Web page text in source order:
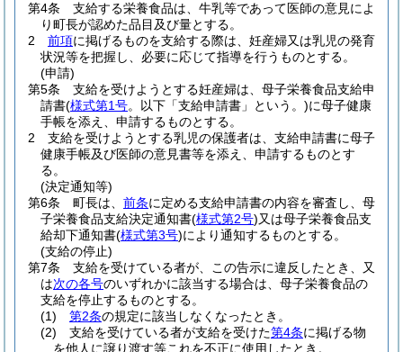
第4条
支給する栄養食品は、牛乳等であって医師の意見によ
り町長が認めた品目及び量とする。
2
前項に掲げるものを支給する際は、妊産婦又は乳児の発育
状況等を把握し、必要に応じて指導を行うものとする。
(申請)
第5条
支給を受けようとする妊産婦は、母子栄養食品支給申
請書(様式第1号。以下「支給申請書」という。)に母子健康
手帳を添え、申請するものとする。
2
支給を受けようとする乳児の保護者は、支給申請書に母子
健康手帳及び医師の意見書等を添え、申請するものとす
る。
(決定通知等)
第6条
町長は、 前条に定める支給申請書の内容を審査し、母
子栄養食品支給決定通知書(様式第2号)又は母子栄養食品支
給却下通知書(様式第3号)により通知するものとする。
(支給の停止)
第7条
支給を受けている者が、この告示に違反したとき、又
は次の各号のいずれかに該当する場合は、母子栄養食品の
支給を停止するものとする。
(1)
第2条の規定に該当しなくなったとき。
(2)
支給を受けている者が支給を受けた第4条に掲げる物
を他人に譲り渡す等これを不正に使用したとき。